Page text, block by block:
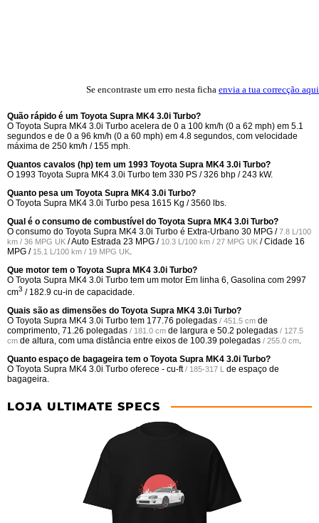
Se encontraste um erro nesta ficha envia a tua correcção aqui
Quão rápido é um Toyota Supra MK4 3.0i Turbo?
O Toyota Supra MK4 3.0i Turbo acelera de 0 a 100 km/h (0 a 62 mph) em 5.1
segundos e de 0 a 96 km/h (0 a 60 mph) em 4.8 segundos, com velocidade
máxima de 250 km/h / 155 mph.
Quantos cavalos (hp) tem um 1993 Toyota Supra MK4 3.0i Turbo?
O 1993 Toyota Supra MK4 3.0i Turbo tem 330 PS / 326 bhp / 243 kW.
Quanto pesa um Toyota Supra MK4 3.0i Turbo?
O Toyota Supra MK4 3.0i Turbo pesa 1615 Kg / 3560 lbs.
Qual é o consumo de combustível do Toyota Supra MK4 3.0i Turbo?
O consumo do Toyota Supra MK4 3.0i Turbo é Extra-Urbano 30 MPG /7.8 L/100
km / 36 MPG UK / Auto Estrada 23 MPG / 10.3 L/100 km / 27 MPG UK / Cidade 16
MPG / 15.1 L/100 km / 19 MPG UK.
Que motor tem o Toyota Supra MK4 3.0i Turbo?
O Toyota Supra MK4 3.0i Turbo tem um motor Em linha 6, Gasolina com 2997
cm3 / 182.9 cu-in de capacidade.
Quais são as dimensões do Toyota Supra MK4 3.0i Turbo?
O Toyota Supra MK4 3.0i Turbo tem 177.76 polegadas / 451.5 cm de
comprimento, 71.26 polegadas / 181.0 cm de largura e 50.2 polegadas / 127.5
cm de altura, com uma distância entre eixos de 100.39 polegadas / 255.0 cm.
Quanto espaço de bagageira tem o Toyota Supra MK4 3.0i Turbo?
O Toyota Supra MK4 3.0i Turbo oferece - cu-ft / 185-317 L de espaço de
bagageira.
LOJA ULTIMATE SPECS